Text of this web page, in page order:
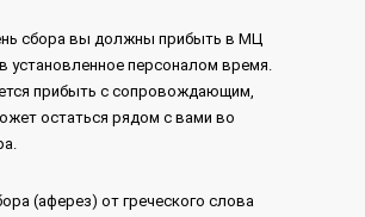
сбора вы должны прибыть в МЦ
установленное персоналом время.
прибыть с сопровождающим,
остаться рядом с вами во
(аферез) от греческого слова